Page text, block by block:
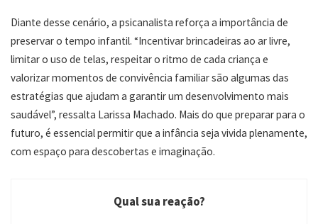
Diante desse cenário, a psicanalista reforça a importância de
preservar o tempo infantil. “Incentivar brincadeiras ao ar livre,
limitar o uso de telas, respeitar o ritmo de cada criança e
valorizar momentos de convivência familiar são algumas das
estratégias que ajudam a garantir um desenvolvimento mais
saudável”, ressalta Larissa Machado. Mais do que preparar para o
futuro, é essencial permitir que a infância seja vivida plenamente,
com espaço para descobertas e imaginação.
Qual sua reação?